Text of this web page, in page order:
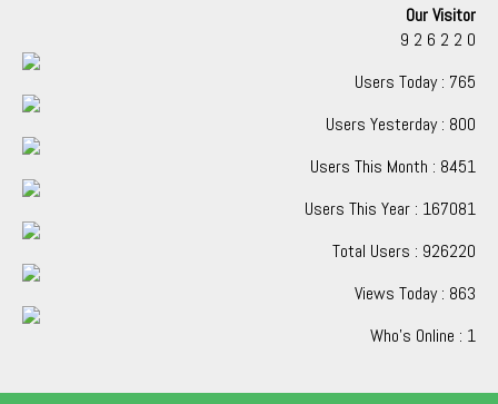
Our Visitor
9 2 6 2 2 0
Users Today : 765
Users Yesterday : 800
Users This Month : 8451
Users This Year : 167081
Total Users : 926220
Views Today : 863
Who's Online : 1